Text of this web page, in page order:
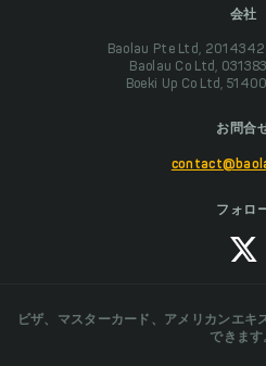
会社
Baolau Pte Ltd,
Baolau Co Ltd,
Boeki Up Co Ltd,
お問合
フォロ
ビザ、マスターカード、アメリカンエキ
できます